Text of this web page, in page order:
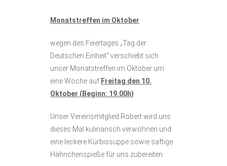
Monatstreffen im Oktober
wegen des Feiertages „Tag der
Deutschen Einheit“ verschiebt sich
unser Monatstreffen im Oktober um
eine Woche auf Freitag den 10.
Oktober (Beginn: 19.00h)
Unser Vereinsmitglied Robert wird uns
dieses Mal kulinarisch verwöhnen und
eine leckere Kürbissuppe sowie saftige
Hähnchenspieße für uns zubereiten.